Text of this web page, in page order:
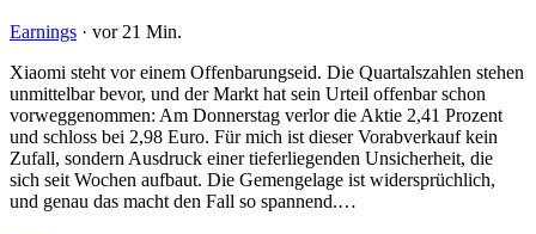
Earnings · vor 21 Min.
Xiaomi steht vor einem Offenbarungseid. Die Quartalszahlen stehen
unmittelbar bevor, und der Markt hat sein Urteil offenbar schon
vorweggenommen: Am Donnerstag verlor die Aktie 2,41 Prozent
und schloss bei 2,98 Euro. Für mich ist dieser Vorabverkauf kein
Zufall, sondern Ausdruck einer tieferliegenden Unsicherheit, die
sich seit Wochen aufbaut. Die Gemengelage ist widersprüchlich,
und genau das macht den Fall so spannend.…